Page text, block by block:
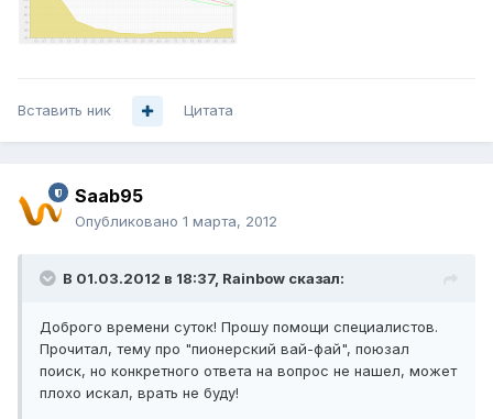
Вставить ник Цитата
Saab95
Опубликовано 1 марта, 2012
В 01.03.2012 в 18:37, Rainbow сказал:
Доброго времени суток! Прошу помощи специалистов.
Прочитал, тему про "пионерский вай-фай", поюзал
поиск, но конкретного ответа на вопрос не нашел, может
плохо искал, врать не буду!